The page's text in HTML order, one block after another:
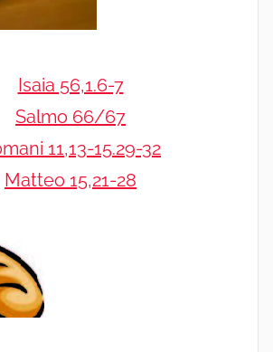
Isaia 56,1.6-7
Salmo 66/67
11,13-15.29-32
Matteo 15,21-28